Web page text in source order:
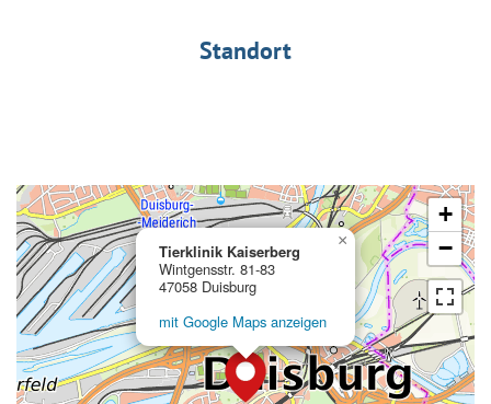
Standort
Tierklinik Kaiserberg
Wintgensstr. 81-83
47058 Duisburg
mit Google Maps anzeigen
×
+
−